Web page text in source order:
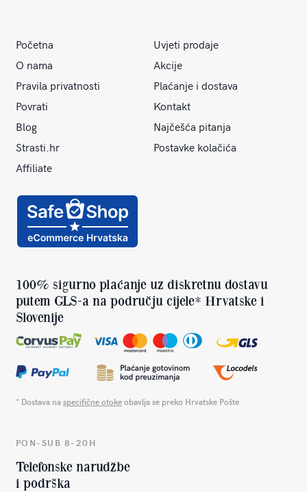
Početna
Uvjeti prodaje
O nama
Akcije
Pravila privatnosti
Plaćanje i dostava
Povrati
Kontakt
Blog
Najčešća pitanja
Strasti.hr
Postavke kolačića
Affiliate
100% sigurno plaćanje uz diskretnu dostavu
putem GLS-a na području cijele* Hrvatske i
Slovenije
* Dostava naspecifične otokeobavlja se preko Hrvatske Pošte
PON-SUB 8-20H
Telefonske narudžbe
i podrška